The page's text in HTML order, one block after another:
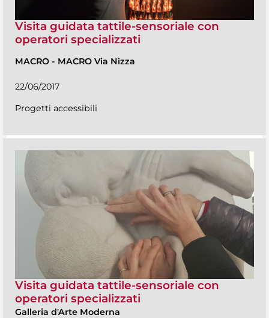
Visita guidata tattile-sensoriale con
operatori specializzati
MACRO - MACRO Via Nizza
22/06/2017
Progetti accessibili
Visita guidata tattile-sensoriale con
operatori specializzati
Galleria d'Arte Moderna